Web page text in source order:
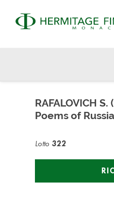
RAFALOVICH S.
Poems of
Lotto 322